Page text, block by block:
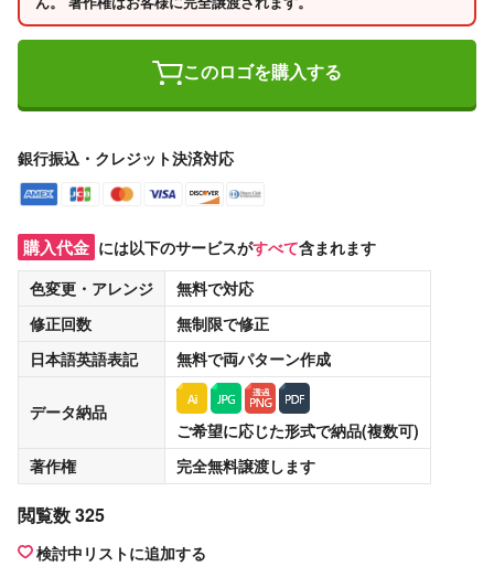
このロゴを購入する
銀行振込・クレジット決済対応
購入代金 には以下のサービスがすべて含まれます
色変更・アレンジ
無料で対応
修正回数
無制限で修正
日本語英語表記
無料で両パターン作成
データ納品
ご希望に応じた形式で納品(複数可)
著作権
完全無料譲渡します
閲覧数 325
検討中リストに追加する